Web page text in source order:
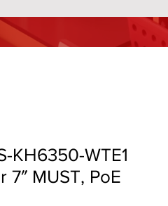
KH6350-WTE1
7″ MUST, PoE